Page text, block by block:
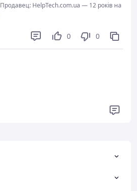
Продавец: HelpTech.com.ua — 12 років на
0 0